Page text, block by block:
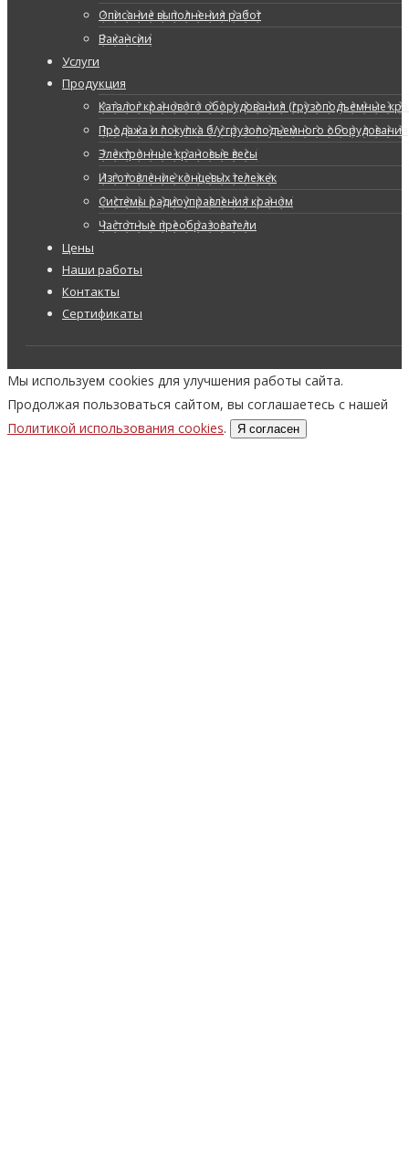
Описание выполнения работ
Вакансии
Услуги
Продукция
Каталог кранового оборудования (грузоподъемные
Продажа и покупка б/у грузоподъемного оборудования
Электронные крановые весы
Изготовление концевых тележек
Системы радиоуправления краном
Частотные преобразователи
Цены
Наши работы
Контакты
Сертификаты
Мы используем cookies для улучшения работы сайта.
Продолжая пользоваться сайтом, вы соглашаетесь с нашей
Политикой использования cookies. Я согласен